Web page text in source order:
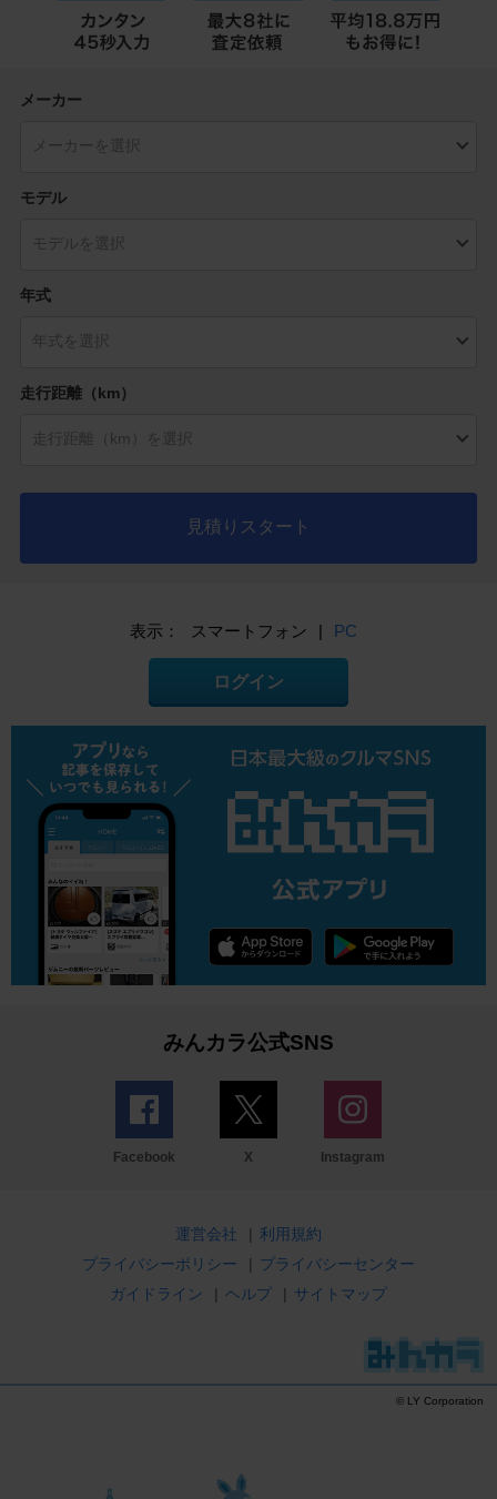
メーカー
モデル
年式
走行距離（km）
見積りスタート
表示： スマートフォン | PC
ログイン
みんカラ公式SNS
Facebook X Instagram
運営会社 | 利用規約
プライバシーポリシー
| プライバシーセンター
ガイドライン
| ヘルプ | サイトマップ
© LY Corporation